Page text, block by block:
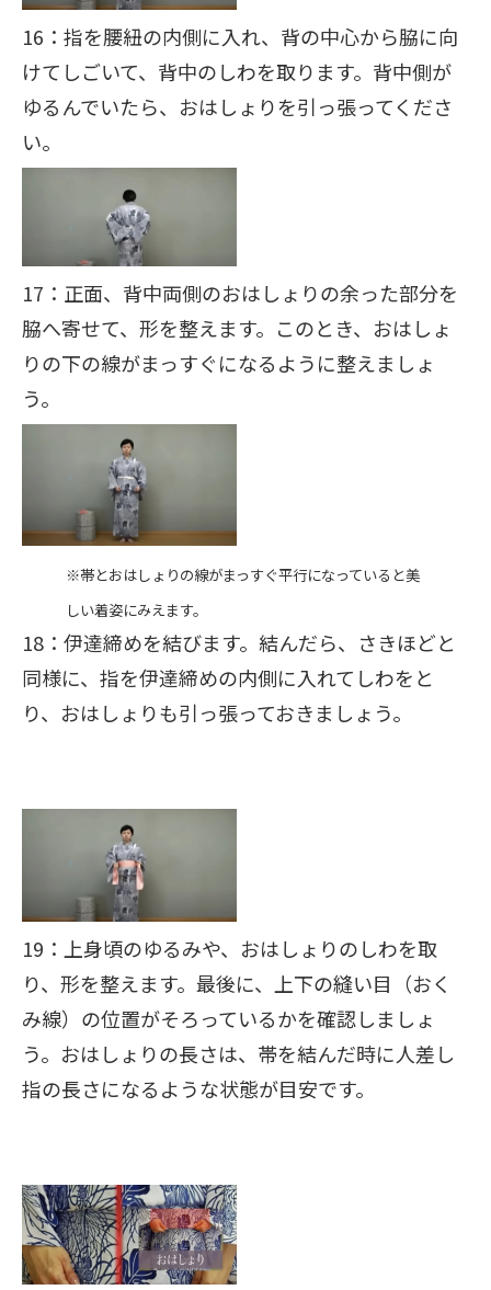
16：指を腰紐の内側に入れ、背の中心から脇に向
けてしごいて、背中のしわを取ります。背中側が
ゆるんでいたら、おはしょりを引っ張ってくださ
い。
17：正面、背中両側のおはしょりの余った部分を
脇へ寄せて、形を整えます。このとき、おはしょ
りの下の線がまっすぐになるように整えましょ
う。
※帯とおはしょりの線がまっすぐ平行になっていると美
しい着姿にみえます。
18：伊達締めを結びます。結んだら、さきほどと
同様に、指を伊達締めの内側に入れてしわをと
り、おはしょりも引っ張っておきましょう。
19：上身頃のゆるみや、おはしょりのしわを取
り、形を整えます。最後に、上下の縫い目（おく
み線）の位置がそろっているかを確認しましょ
う。おはしょりの長さは、帯を結んだ時に人差し
指の長さになるような状態が目安です。